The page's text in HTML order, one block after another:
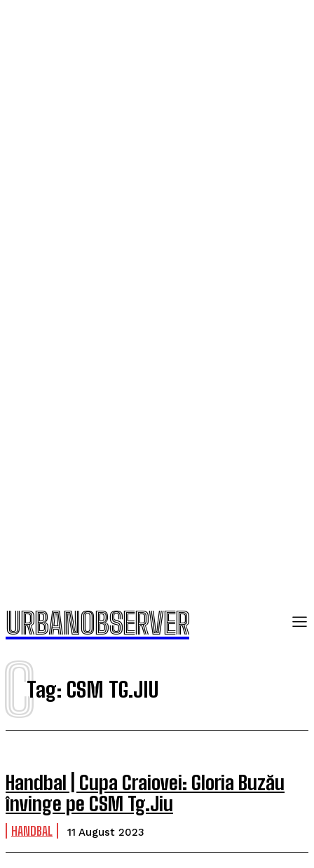
URBANOBSERVER
Tag: CSM TG.JIU
C
Handbal | Cupa Craiovei: Gloria Buzău
învinge pe CSM Tg.Jiu
HANDBAL 11 August 2023